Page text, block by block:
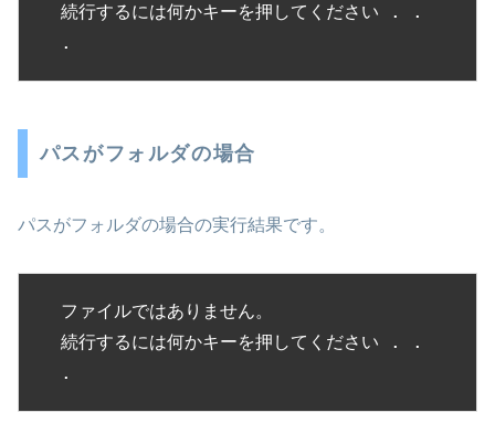
続行するには何かキーを押してください . .
.
パスがフォルダの場合
パスがフォルダの場合の実行結果です。
ファイルではありません。
続行するには何かキーを押してください . .
.